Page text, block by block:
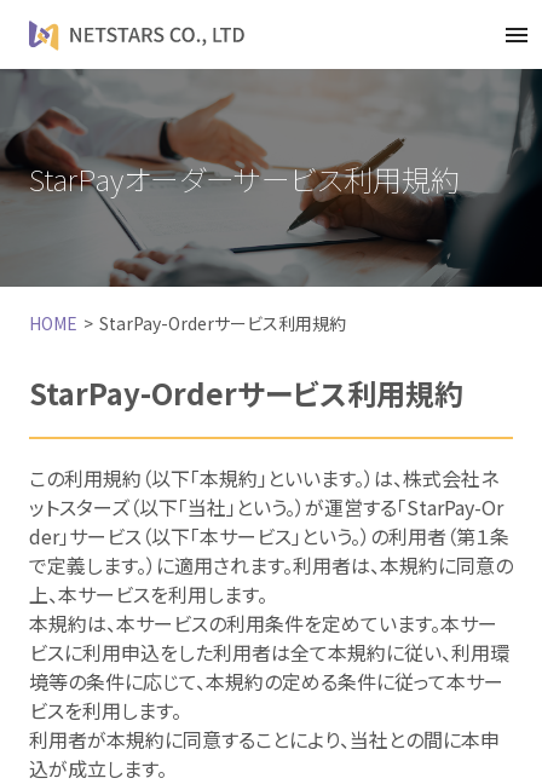
t
o
g
g
l
i
StarPayオーダーサービス利用規約
HOME StarPay-Orderサービス利用規約
StarPay-Orderサービス利用規約
この利用規約（以下「本規約」といいます。）は、株式会社ネ
ットスターズ（以下「当社」という。）が運営する「StarPay-Or
der」サービス（以下「本サービス」という。）の利用者（第１条
で定義します。）に適用されます。利用者は、本規約に同意の
上、本サービスを利用します。
本規約は、本サービスの利用条件を定めています。本サー
ビスに利用申込をした利用者は全て本規約に従い、利用環
境等の条件に応じて、本規約の定める条件に従って本サー
ビスを利用します。
利用者が本規約に同意することにより、当社との間に本申
込が成立します。